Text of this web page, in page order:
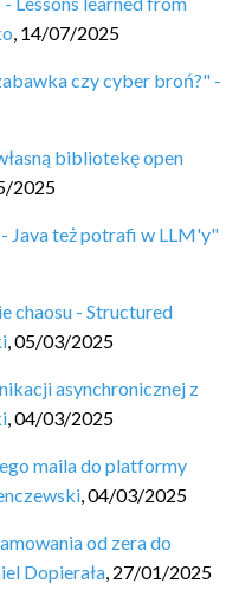
, 14/07/2025
czy cyber broń?" -
bibliotekę open
2025
Java też potrafi w LLM'y"
chaosu - Structured
,05/03/2025
asynchronicznej z
,04/03/2025
maila do platformy
,04/03/2025
od zera do
Dopierała, 27/01/2025